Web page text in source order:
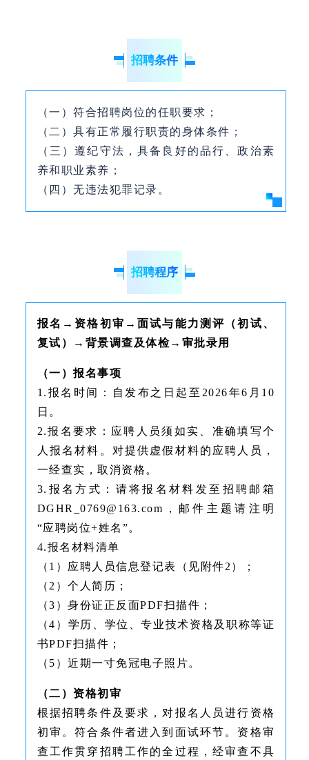
招聘条件
（一）符合招聘岗位的任职要求；
（二）具有正常履行职责的身体条件；
（三）遵纪守法，具备良好的品行、政治素
养和职业素养；
（四）无违法犯罪记录。
招聘程序
报名→资格初审→面试与能力测评（初试、
复试）→背景调查及体检→审批录用
（一）报名事项
1.报名时间：自发布之日起至2026年6月10
日。
2.报名要求：应聘人员须如实、准确填写个
人报名材料。对提供虚假材料的应聘人员，
一经查实，取消资格。
3.报名方式：请将报名材料发至招聘邮箱
DGHR_0769@163.com，邮件主题请注明
“应聘岗位+姓名”。
4.报名材料清单
（1）应聘人员信息登记表（见附件2）；
（2）个人简历；
（3）身份证正反面PDF扫描件；
（4）学历、学位、专业技术资格及职称等证
书PDF扫描件；
（5）近期一寸免冠电子照片。
（二）资格初审
根据招聘条件及要求，对报名人员进行资格
初审。符合条件者进入到面试环节。资格审
查工作贯穿招聘工作的全过程，经审查不具